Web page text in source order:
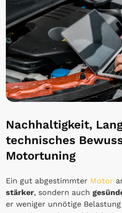
Nachhaltigkeit,
technisches
Motortuning
Ein gut abgestimmter Motor
stärker, sondern auch
er weniger unnötige